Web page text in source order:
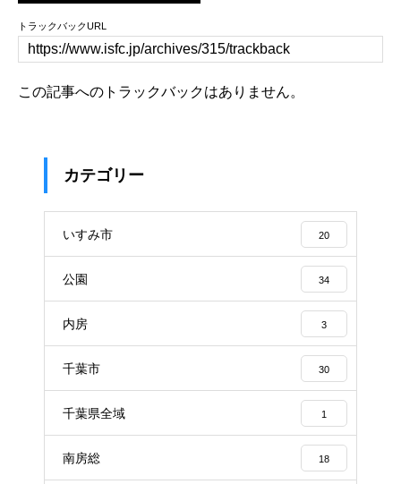
トラックバックURL
この記事へのトラックバックはありません。
カテゴリー
いすみ市 20
公園 34
内房 3
千葉市 30
千葉県全域 1
南房総 18